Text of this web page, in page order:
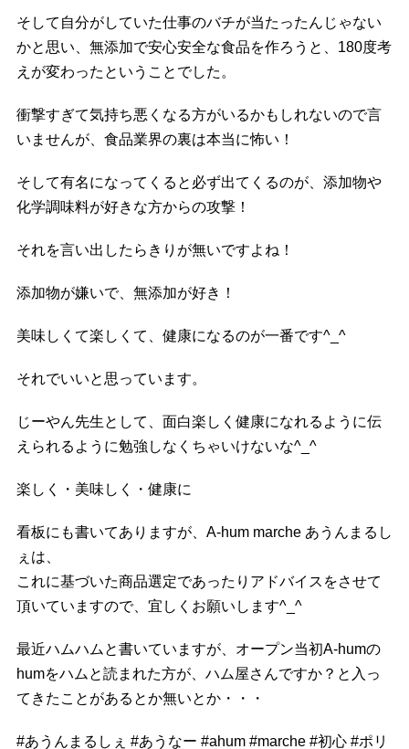
そして自分がしていた仕事のバチが当たったんじゃない
かと思い、無添加で安心安全な食品を作ろうと、180度考
えが変わったということでした。
衝撃すぎて気持ち悪くなる方がいるかもしれないので言
いませんが、食品業界の裏は本当に怖い！
そして有名になってくると必ず出てくるのが、添加物や
化学調味料が好きな方からの攻撃！
それを言い出したらきりが無いですよね！
添加物が嫌いで、無添加が好き！
美味しくて楽しくて、健康になるのが一番です^_^
それでいいと思っています。
じーやん先生として、面白楽しく健康になれるように伝
えられるように勉強しなくちゃいけないな^_^
楽しく・美味しく・健康に
看板にも書いてありますが、A-hum marche あうんまるし
ぇは、
これに基づいた商品選定であったりアドバイスをさせて
頂いていますので、宜しくお願いします^_^
最近ハムハムと書いていますが、オープン当初A-humの
humをハムと読まれた方が、ハム屋さんですか？と入っ
てきたことがあるとか無いとか・・・
#あうんまるしぇ #あうなー #ahum #marche #初心 #ポリ